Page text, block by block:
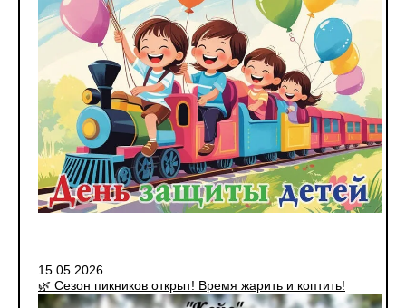
15.05.2026
🌿 Сезон пикников открыт! Время жарить и коптить!